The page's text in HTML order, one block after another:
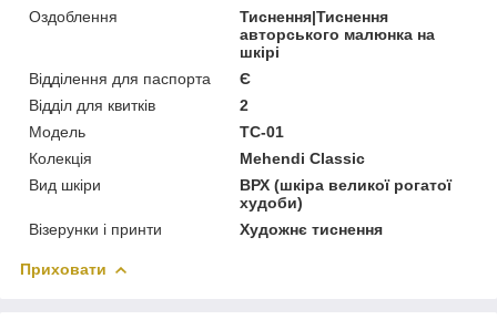
Оздоблення
Тиснення|Тиснення
авторського малюнка на
шкірі
Відділення для паспорта
Є
Відділ для квитків
2
Модель
TC-01
Колекція
Mehendi Classic
Вид шкіри
ВРХ (шкіра великої рогатої
худоби)
Візерунки і принти
Художнє тиснення
Приховати